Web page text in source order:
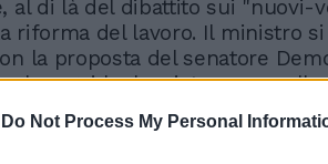
Do Not Process My Personal
al di là del dibattito sui "nuovi-
riforma del lavoro. Il ministro
la proposta del senatore
che oggi ha lanciato un appello
pagine del quotidiano 'Libero',
l'articolo 18 dello statuto